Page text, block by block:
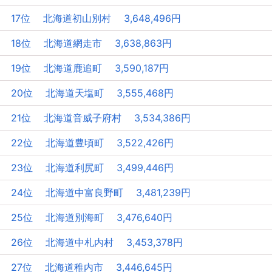
17位 北海道初山別村 3,648,496円
18位 北海道網走市 3,638,863円
19位 北海道鹿追町 3,590,187円
20位 北海道天塩町 3,555,468円
21位 北海道音威子府村 3,534,386円
22位 北海道豊頃町 3,522,426円
23位 北海道利尻町 3,499,446円
24位 北海道中富良野町 3,481,239円
25位 北海道別海町 3,476,640円
26位 北海道中札内村 3,453,378円
27位 北海道稚内市 3,446,645円